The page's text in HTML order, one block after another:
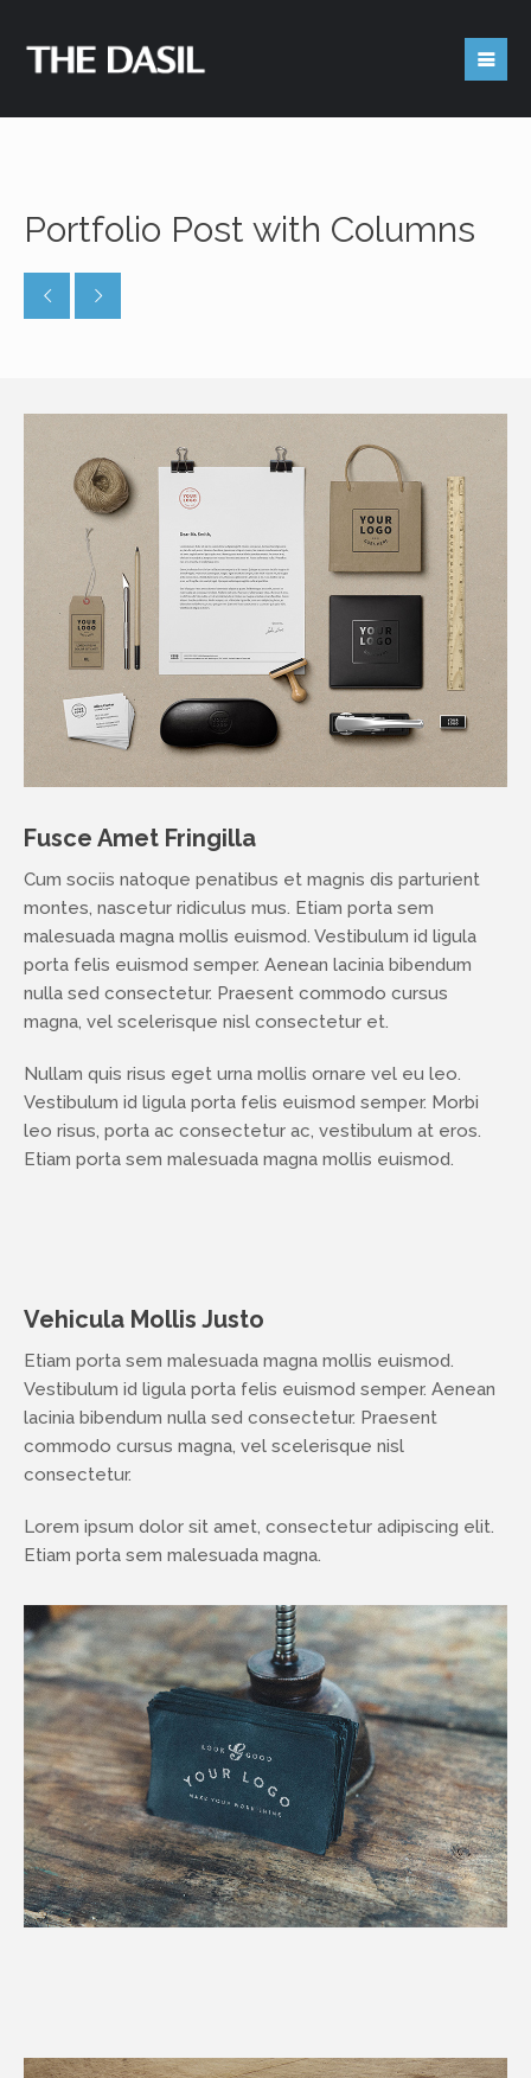
Portfolio Post with Columns
Fusce Amet Fringilla
Cum sociis natoque penatibus et magnis dis parturient
montes, nascetur ridiculus mus. Etiam porta sem
malesuada magna mollis euismod. Vestibulum id ligula
porta felis euismod semper. Aenean lacinia bibendum
nulla sed consectetur. Praesent commodo cursus
magna, vel scelerisque nisl consectetur et.
Nullam quis risus eget urna mollis ornare vel eu leo.
Vestibulum id ligula porta felis euismod semper. Morbi
leo risus, porta ac consectetur ac, vestibulum at eros.
Etiam porta sem malesuada magna mollis euismod.
Vehicula Mollis Justo
Etiam porta sem malesuada magna mollis euismod.
Vestibulum id ligula porta felis euismod semper. Aenean
lacinia bibendum nulla sed consectetur. Praesent
commodo cursus magna, vel scelerisque nisl
consectetur.
Lorem ipsum dolor sit amet, consectetur adipiscing elit.
Etiam porta sem malesuada magna.
Feel free to contact us
4450 University Dr. Room 227 (Office# 239D)
Houston, TX 77204-3028
thedasilab@gmail.com